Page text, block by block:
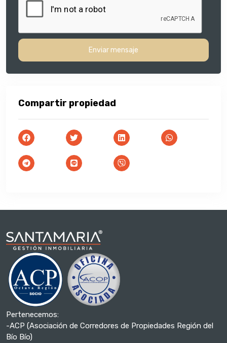
Enviar mensaje
Compartir propiedad
Pertenecemos:
-ACP (Asociación de Corredores de Propiedades Región del
Bío Bío)